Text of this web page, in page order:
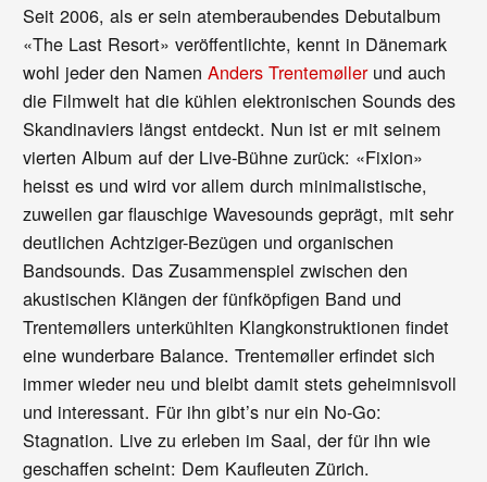
Seit 2006, als er sein atemberaubendes Debutalbum
«The Last Resort» veröffentlichte, kennt in Dänemark
wohl jeder den NamenAnders Trentemøllerund auch
die Filmwelt hat die kühlen elektronischen Sounds des
Skandinaviers längst entdeckt. Nun ist er mit seinem
vierten Album auf der Live-Bühne zurück: «Fixion»
heisst es und wird vor allem durch minimalistische,
zuweilen gar flauschige Wavesounds geprägt, mit sehr
deutlichen Achtziger-Bezügen und organischen
Bandsounds. Das Zusammenspiel zwischen den
akustischen Klängen der fünfköpfigen Band und
Trentemøllers unterkühlten Klangkonstruktionen findet
eine wunderbare Balance. Trentemøller erfindet sich
immer wieder neu und bleibt damit stets geheimnisvoll
und interessant. Für ihn gibt’s nur ein No-Go:
Stagnation. Live zu erleben im Saal, der für ihn wie
geschaffen scheint: Dem Kaufleuten Zürich.